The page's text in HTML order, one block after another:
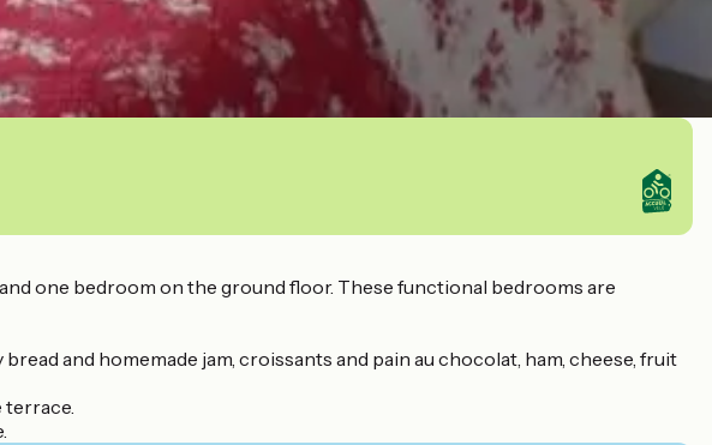
one bedroom on the ground floor. These functional bedrooms are
and homemade jam, croissants and pain au chocolat, ham, cheese, fruit
terrace.